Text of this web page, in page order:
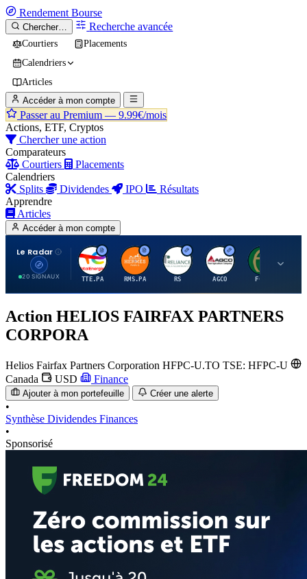
Rendement Bourse
Chercher… Recherche avancée
Courtiers
Placements
Calendriers
Articles
Accéder à mon compte
Passer au Premium — 9.99€/mois
Actions, ETF, Cryptos
Chercher une action
Comparateurs
Courtiers
Placements
Calendriers
Splits
Dividendes IPO
Résultats
Apprendre
Articles
Accéder à mon compte
Le Radar
20 SIGNAUX
T
TTE.PA
H
RMS.PA
R
RS
A
AGCO FCFS
Action HELIOS FAIRFAX PARTNERS
CORPORA
Helios Fairfax Partners Corporation HFPC-U.TO TSE: HFPC-U
Canada
USD Finance
Ajouter à mon portefeuille Créer une alerte
•
Synthèse Dividendes Finances
•
Sponsorisé